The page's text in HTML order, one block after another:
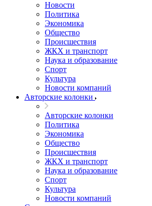
Новости
Политика
Экономика
Общество
Происшествия
ЖКХ и транспорт
Наука и образование
Спорт
Культура
Новости компаний
Авторские колонки
Авторские колонки
Политика
Экономика
Общество
Происшествия
ЖКХ и транспорт
Наука и образование
Спорт
Культура
Новости компаний